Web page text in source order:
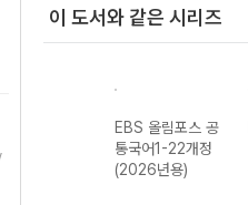
이 도서와 같은 시리즈
EBS 올림포스 공
통국어1-22개정
(2026년용)